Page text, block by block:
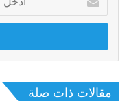
بريدك
الإلكتروني
مقالات ذات صلة